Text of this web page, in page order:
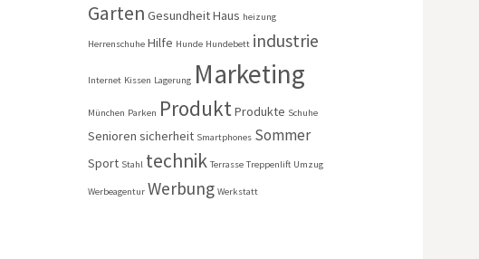
Garten GesundheitHaus heizung
Herrenschuhe Hilfe Hunde Hundebett industrie
Internet Kissen Lagerung Marketing
München Parken ProduktProdukte Schuhe
Senioren sicherheit Smartphones Sommer
Sport Stahl technik Terrasse Treppenlift Umzug
Werbeagentur Werbung Werkstatt